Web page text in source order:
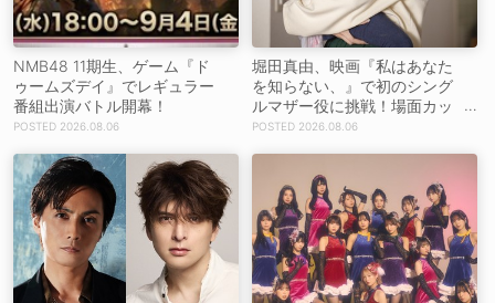
NMB48 11期生、ゲーム『ド
ゥームズデイ』でレギュラー
番組出演バトル開幕！
2026.08.06
堀田真由、映画『私はあなた
を知らない、』で初のシング
ルマザー役に挑戦！場面カッ
トを解禁！【コメントあり】
2026.08.06